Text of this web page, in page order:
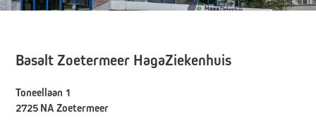
Basalt Zoetermeer HagaZiekenhuis
Toneellaan 1
2725 NA Zoetermeer